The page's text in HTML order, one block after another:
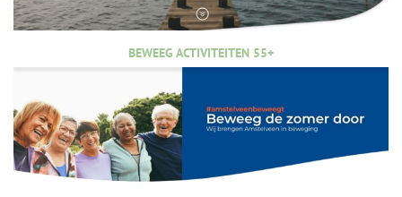
BEWEEG ACTIVITEITEN 55+